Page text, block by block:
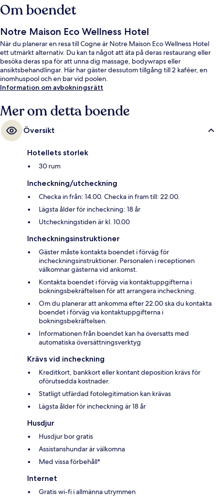
Om boendet
Notre Maison Eco Wellness Hotel
När du planerar en resa till Cogne är Notre Maison Eco Wellness Hotel
ett utmärkt alternativ. Du kan ta något att äta på deras restaurang eller
besöka deras spa för att unna dig massage, bodywraps eller
ansiktsbehandlingar. Här har gäster dessutom tillgång till 2 kaféer, en
inomhuspool och en bar vid poolen.
Information om avbokningsrätt
Mer om detta boende
Översikt
Hotellets storlek
30 rum
Incheckning/utcheckning
Checka in från: 14.00. Checka in fram till: 22.00.
Lägsta ålder för incheckning: 18 år
Utcheckningstiden är kl. 10.00
Incheckningsinstruktioner
Gäster måste kontakta boendet i förväg för
incheckningsinstruktioner. Personalen i receptionen
välkomnar gästerna vid ankomst.
Kontakta boendet i förväg via kontaktuppgifterna i
bokningsbekräftelsen för att arrangera incheckning.
Om du planerar att ankomma efter 22.00 ska du kontakta
boendet i förväg via kontaktuppgifterna i
bokningsbekräftelsen.
Informationen från boendet kan ha översatts med
automatiska översättningsverktyg
Krävs vid incheckning
Kreditkort, bankkort eller kontant deposition krävs för
oförutsedda kostnader.
Statligt utfärdad fotolegitimation kan krävas
Lägsta ålder för incheckning är 18 år
Husdjur
Husdjur bor gratis
Assistanshundar är välkomna
Med vissa förbehåll*
Internet
Gratis wi-fi i allmänna utrymmen